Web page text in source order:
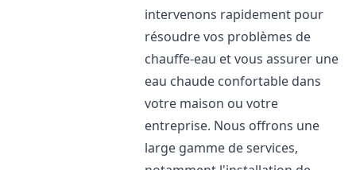
intervenons rapidement pour
résoudre vos problèmes de
chauffe-eau et vous assurer une
eau chaude confortable dans
votre maison ou votre
entreprise. Nous offrons une
large gamme de services,